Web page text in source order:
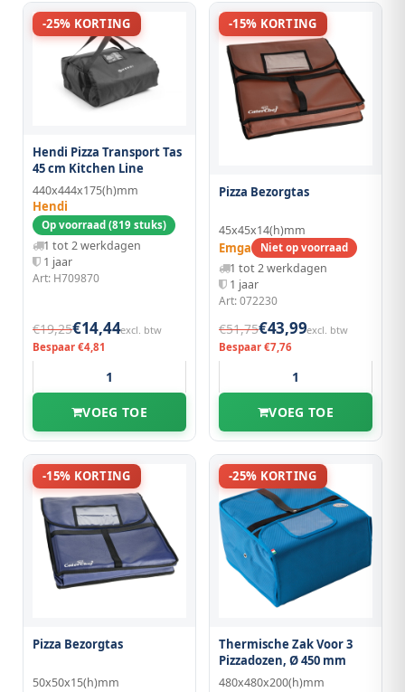
-25% KORTING
Hendi Pizza Transport Tas
45 cm Kitchen Line
440x444x175(h)mm
Hendi
Op voorraad (819 stuks)
1 tot 2 werkdagen
1 jaar
Art: H709870
€19,25€14,44excl. btw
Bespaar €4,81
VOEG TOE
-15% KORTING
Pizza Bezorgtas
45x45x14(h)mm
Emga Niet op voorraad
1 tot 2 werkdagen
1 jaar
Art: 072230
€51,75€43,99excl. btw
Bespaar €7,76
VOEG TOE
-15% KORTING
Pizza Bezorgtas
50x50x15(h)mm
-25% KORTING
Thermische Zak Voor 3
Pizzadozen, Ø 450 mm
480x480x200(h)mm